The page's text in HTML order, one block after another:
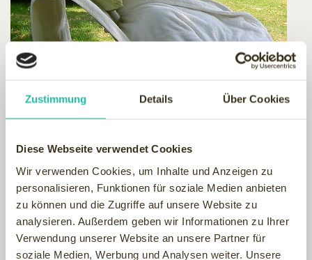
Zustimmung Details Über Cookies
Diese Webseite verwendet Cookies
Wir verwenden Cookies, um Inhalte und Anzeigen zu
personalisieren, Funktionen für soziale Medien anbieten
zu können und die Zugriffe auf unsere Website zu
analysieren. Außerdem geben wir Informationen zu Ihrer
Verwendung unserer Website an unsere Partner für
soziale Medien, Werbung und Analysen weiter. Unsere
potentielle Kunden sofort darauf reflektieren. Da wird ein
sich sowas meist erst heraus, wenn die Anreise bereits
vermeiden, bietet es sich an, vorab genau zu prüfen, in
welchem Wellnesshotel der geplante Urlaub erlebt werden
soll. Wenn Kinder mit von der Partie sind, brauchen sie eine
gesonderte Beschäftigung. Fahren zwei, drei Pärchen
gemeinsam in den Urlaub, sind es vier bis sechs Personen